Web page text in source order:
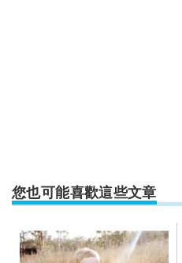
您也可能喜歡這些文章